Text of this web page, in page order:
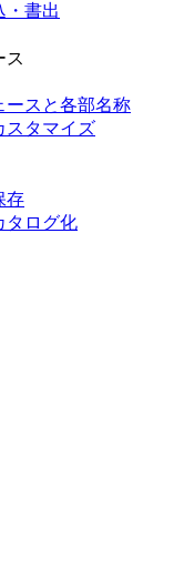
・書出
ス
ースと各部名称
スタマイズ
存
タログ化